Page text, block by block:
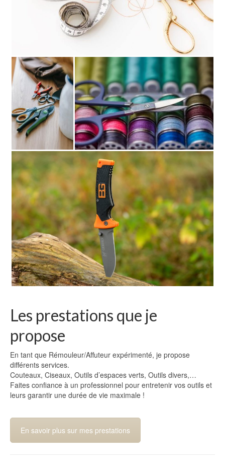
Les prestations que je
propose
En tant que Rémouleur/Affuteur expérimenté, je propose
différents services.
Couteaux, Ciseaux, Outils d’espaces verts, Outils divers,…
Faites confiance à un professionnel pour entretenir vos outils et
leurs garantir une durée de vie maximale !
En savoir plus sur mes prestations